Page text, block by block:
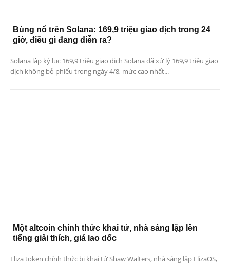
Bùng nổ trên Solana: 169,9 triệu giao dịch trong 24
giờ, điều gì đang diễn ra?
Solana lập kỷ lục 169,9 triệu giao dịch Solana đã xử lý 169,9 triệu giao
dịch không bỏ phiếu trong ngày 4/8, mức cao nhất...
Một altcoin chính thức khai tử, nhà sáng lập lên
tiếng giải thích, giá lao dốc
Eliza token chính thức bị khai tử Shaw Walters, nhà sáng lập ElizaOS,